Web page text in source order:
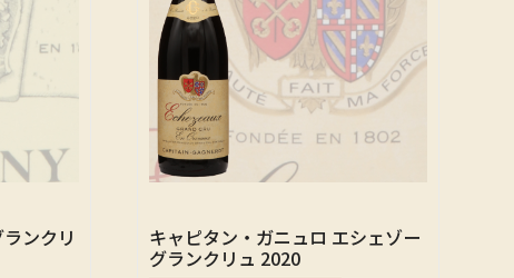
ンクリ キャピタン・ガニュロ エシェゾー
グランクリュ 2020